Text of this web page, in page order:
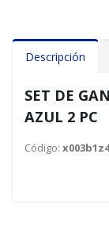
Descripción
SET DE
AZUL 2 PC
Código: